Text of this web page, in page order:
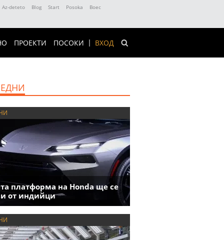
Az-deteto Blog Start Posoka
Boec
ВХОД
ПРОЕКТИ ПОСОКИ
платформа на Honda ще се
от индийци